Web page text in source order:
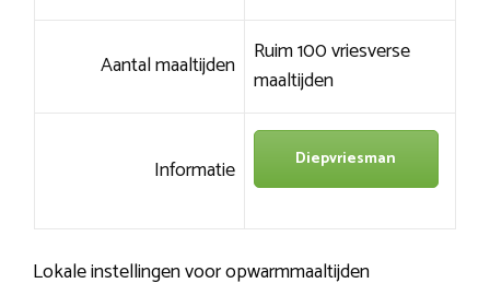
Aantal maaltijden Ruim 100 vriesverse
maaltijden
Informatie Diepvriesman
Lokale instellingen voor opwarmmaaltijden